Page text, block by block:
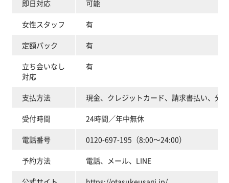
即日対応 可能
女性スタッフ 有
定額パック 有
立ち会いなし
対応
有
支払方法 現金、クレジットカード、請求書払い、分
受付時間 24時間／年中無休
電話番号 0120-697-195（8:00～24:00）
予約方法 電話、メール、LINE